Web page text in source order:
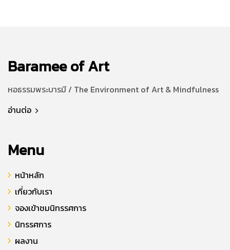
Baramee of Art
หอธรรมพระบารมี / The Environment of Art & Mindfulness
อ่านต่อ
Menu
หน้าหลัก
เกี่ยวกับเรา
จองเข้าชมนิทรรศการ
นิทรรศการ
ผลงาน